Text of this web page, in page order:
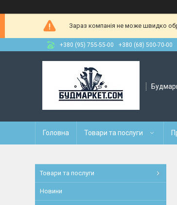
Зараз компанія не може швидко
+380 (95) 755-55-00 +380 (68) 500-70-00
Головна Товари та послуги
Товари та послуги
Новини